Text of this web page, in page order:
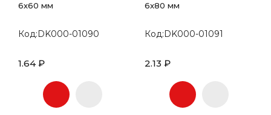
6х60 мм
Код:DK000-01090
1.64 ₽
6х80 мм
Код:DK000-01091
2.13 ₽